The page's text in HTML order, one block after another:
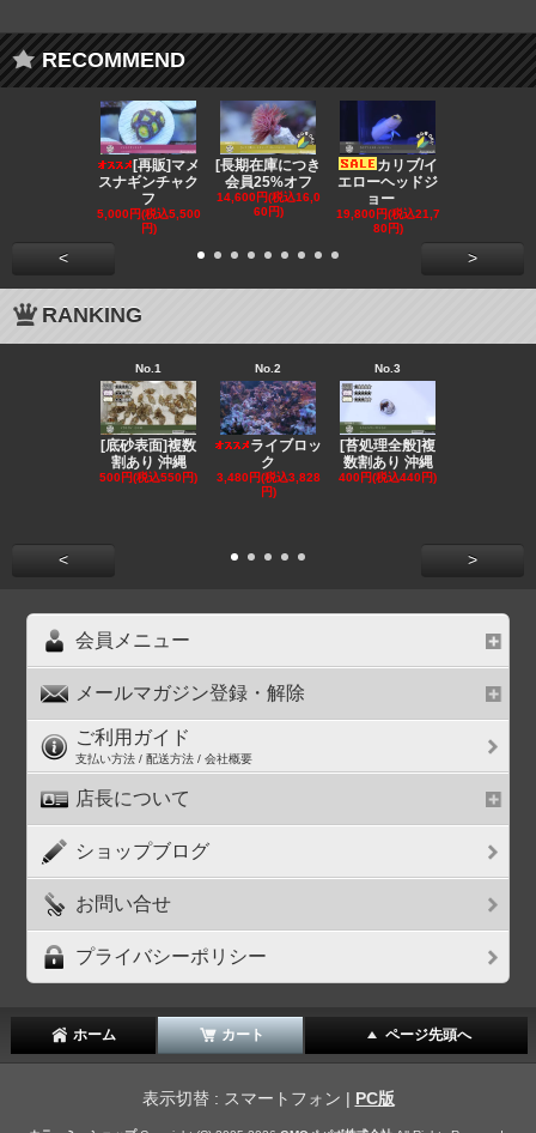
RECOMMEND
[再販]マメ
スナギンチャク
フ
5,000円(税込5,500
円)
[長期在庫につき
会員25%オフ
14,600円(税込16,0
60円)
カリブ/イ
エローヘッドジ
ョー
19,800円(税込21,7
80円)
< >
RANKING
No.1
[底砂表面]複数
割あり 沖縄
500円(税込550円)
No.2
ライブロッ
ク
3,480円(税込3,828
円)
No.3
[苔処理全般]複
数割あり 沖縄
400円(税込440円)
< >
会員メニュー
メールマガジン登録・解除
ご利用ガイド
支払い方法 / 配送方法 / 会社概要
店長について
ショップブログ
お問い合せ
プライバシーポリシー
ホーム カート ページ先頭へ
表示切替 : スマートフォン | PC版